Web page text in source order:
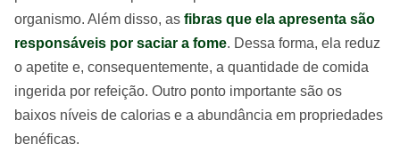
organismo. Além disso, as fibras que ela apresenta são
responsáveis por saciar a fome. Dessa forma, ela reduz
o apetite e, consequentemente, a quantidade de comida
ingerida por refeição. Outro ponto importante são os
baixos níveis de calorias e a abundância em propriedades
benéficas.